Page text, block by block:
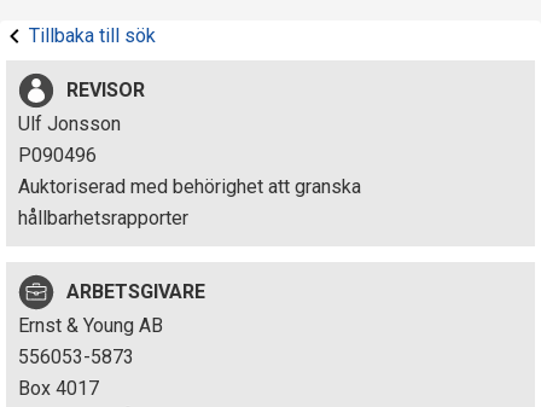
r
s
i
n
s
p
e
k
Tillbaka till sök
REVISOR
Ulf Jonsson
P090496
Auktoriserad med behörighet att granska
hållbarhetsrapporter
ARBETSGIVARE
Ernst & Young AB
556053-5873
Box 4017